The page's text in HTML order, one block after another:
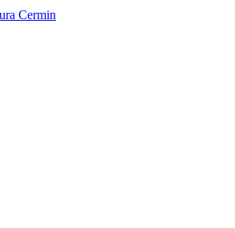
Cermin